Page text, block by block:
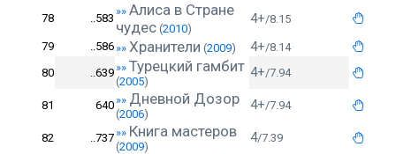
78 ..583
»» Алиса в Стране
чудес (2010)
4+/8.15
79 ..586»» Хранители (2009) 4+/8.14
80
..639»» Турецкий гамбит
(2005)
4+/7.94
81 640»» Дневной Дозор
(2006)
4+/7.94
82 ..737»» Книга мастеров
(2009)
4/7.39